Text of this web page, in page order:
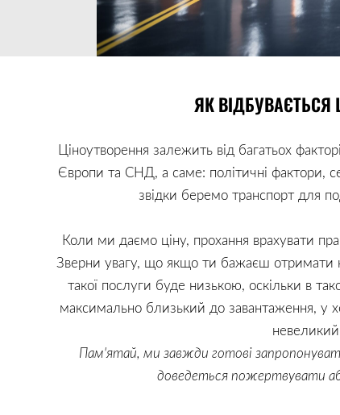
ЯК ВІДБУВАЄТЬСЯ
Ціноутворення залежить від багатьох
Європи та СНД, а саме: політичні фактори,
звідки беремо транспорт для
Коли ми даємо ціну, прохання врахувати
Зверни увагу, що якщо ти бажаєш отримати
такої послуги буде низькою, оскільки в
максимально близький до завантаження, у
Пам'ятай, ми завжди готові
доведеться пожертвувати